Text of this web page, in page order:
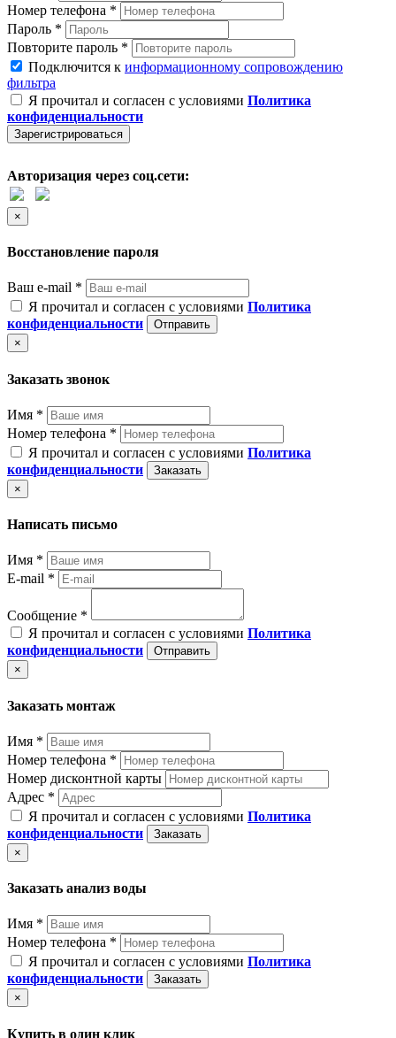
Номер телефона *
Пароль *
Повторите пароль *
Подключится к информационному сопровождению
фильтра
Я прочитал и согласен с условиями Политика
конфиденциальности
Зарегистрироваться
Авторизация через соц.сети:
×
Восстановление пароля
Ваш e-mail *
Я прочитал и согласен с условиями Политика
конфиденциальности
Отправить
×
Заказать звонок
Имя *
Номер телефона *
Я прочитал и согласен с условиями Политика
конфиденциальности
Заказать
×
Написать письмо
Имя *
E-mail *
Сообщение *
Я прочитал и согласен с условиями Политика
конфиденциальности
Отправить
×
Заказать монтаж
Имя *
Номер телефона *
Номер дисконтной карты
Адрес *
Я прочитал и согласен с условиями Политика
конфиденциальности
Заказать
×
Заказать анализ воды
Имя *
Номер телефона *
Я прочитал и согласен с условиями Политика
конфиденциальности
Заказать
×
Купить в один клик